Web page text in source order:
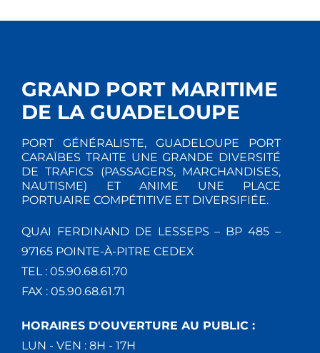
GRAND PORT MARITIME
DE LA GUADELOUPE
PORT GÉNÉRALISTE, GUADELOUPE PORT
CARAÏBES TRAITE UNE GRANDE DIVERSITÉ
DE TRAFICS (PASSAGERS, MARCHANDISES,
NAUTISME) ET ANIME UNE PLACE
PORTUAIRE COMPÉTITIVE ET DIVERSIFIÉE.
QUAI FERDINAND DE LESSEPS – BP 485 –
97165 POINTE-À-PITRE CEDEX
TEL : 05.90.68.61.70
FAX : 05.90.68.61.71
HORAIRES D'OUVERTURE AU PUBLIC :
LUN - VEN : 8H - 17H